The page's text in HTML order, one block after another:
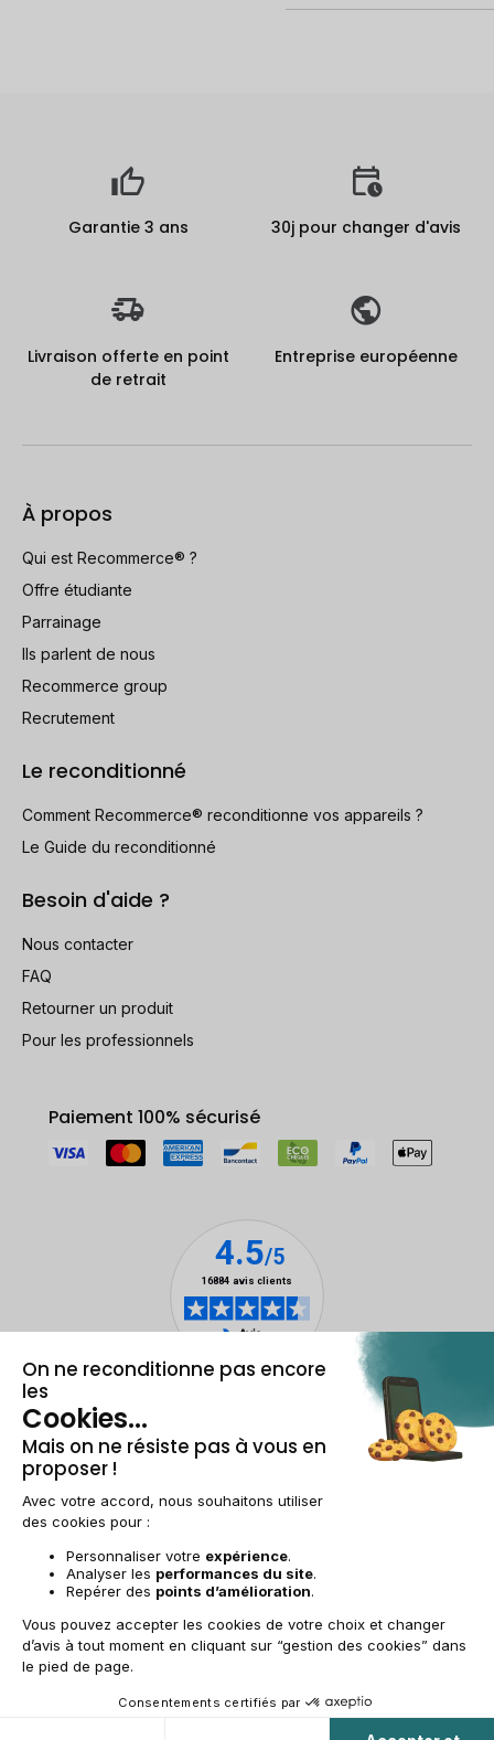
Garantie 3 ans 30j pour changer d'avis
Livraison offerte en point
de retrait
Entreprise européenne
À propos
Qui est Recommerce® ?
Offre étudiante
Parrainage
Ils parlent de nous
Recommerce group
Recrutement
Le reconditionné
Comment Recommerce® reconditionne vos appareils ?
Le Guide du reconditionné
Besoin d'aide ?
Nous contacter
FAQ
Retourner un produit
Pour les professionnels
Paiement 100% sécurisé
Mentions légales & CGU
Conditions générales de venteDonnées personnelles
AccessibilitéPlan du site
BE-FR | €